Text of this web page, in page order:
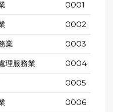
0001
0002
業 0003
理服務業 0004
0005
0006